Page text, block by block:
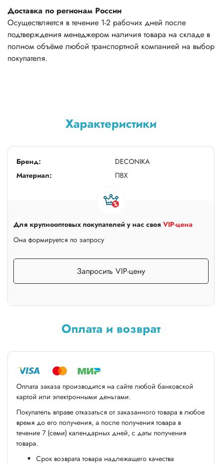
Доставка по регионам России
Осуществляется в течение 1-2 рабочих дней после
подтверждения менеджером наличия товара на складе в
полном объёме любой транспортной компанией на выбор
покупателя.
Характеристики
Бренд:
DECONIKA
Материал:
ПВХ
Для крупнооптовых покупателей у нас своя VIP-цена
Она формируется по запросу
Запросить VIP-цену
Оплата и возврат
Оплата заказа производится на сайте любой банковской
картой или электронными деньгами.
Покупатель вправе отказаться от заказанного товара в любое
время до его получения, а после получения товара в
течение 7 (семи) календарных дней, с даты получения
товара.
Срок возврата товара надлежащего качества